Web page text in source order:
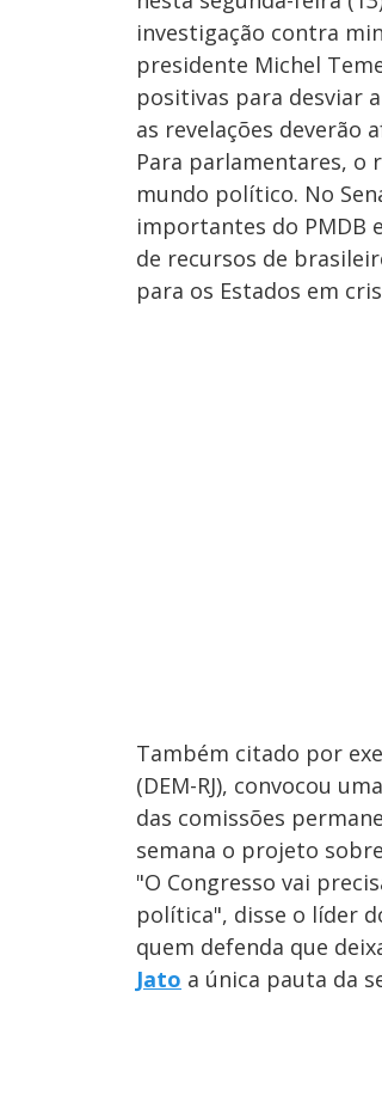
investigação contra
presidente Michel
positivas para desviar
as revelações deverão
Para parlamentares, o
mundo político. No
importantes do PMDB
de recursos de
para os Estados em
Também citado por
(DEM-RJ), convocou
das comissões
semana o projeto
"O Congresso vai
política", disse o líder
quem defenda que
Jato a única pauta da